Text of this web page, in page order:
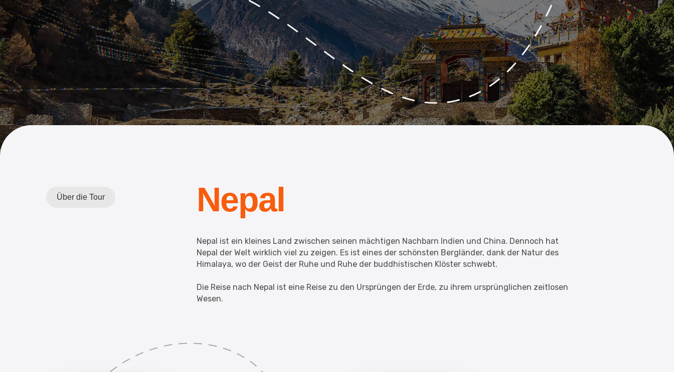
Nepal
Nepal ist ein kleines Land zwischen seinen mächtigen Nachbarn Indien und China. Dennoch hat
Nepal der Welt wirklich viel zu zeigen. Es ist eines der schönsten Bergländer, dank der Natur des
Himalaya, wo der Geist der Ruhe und Ruhe der buddhistischen Klöster schwebt.
Die Reise nach Nepal ist eine Reise zu den Ursprüngen der Erde, zu ihrem ursprünglichen zeitlosen
Wesen.
Über die Tour